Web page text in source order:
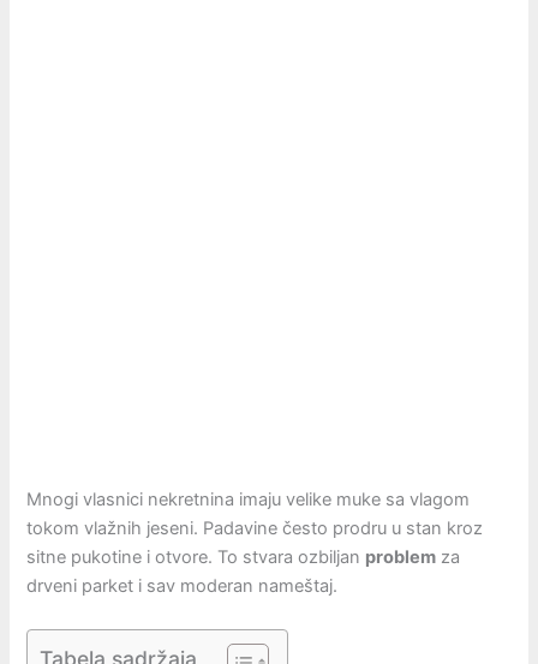
Mnogi vlasnici nekretnina imaju velike muke sa vlagom
tokom vlažnih jeseni. Padavine često prodru u stan kroz
sitne pukotine i otvore. To stvara ozbiljan problem za
drveni parket i sav moderan nameštaj.
Tabela sadržaja